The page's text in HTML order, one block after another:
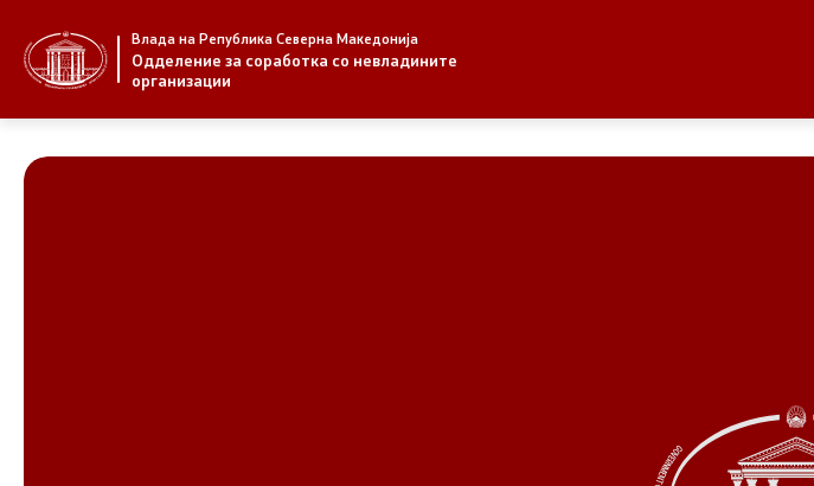
Влада на Република Северна Македонија
Одделение за соработка со невладините
организации
За нас